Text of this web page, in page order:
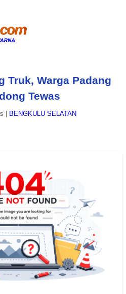
Truk, Warga Padang
Tewas
BENGKULU SELATAN